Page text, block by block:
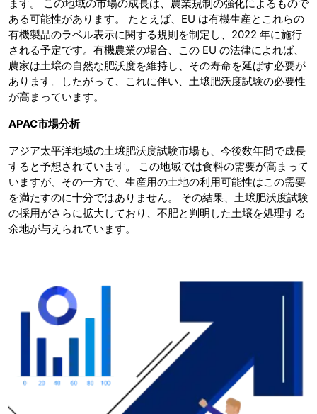
ます。 この地域の市場の成長は、農業規制の強化によるもので
ある可能性があります。 たとえば、EU は有機生産とこれらの
有機製品のラベル表示に関する規則を制定し、2022 年に施行
される予定です。有機農業の場合、この EU の法律によれば、
農家は土壌の自然な肥沃度を維持し、その寿命を延ばす必要が
あります。したがって、これに伴い、土壌肥沃度試験の必要性
が高まっています。
APAC市場分析
アジア太平洋地域の土壌肥沃度試験市場も、今後数年間で成長
すると予想されています。 この地域では食料の需要が高まって
いますが、その一方で、生産用の土地の利用可能性はこの需要
を満たすのに十分ではありません。 その結果、土壌肥沃度試験
の採用がさらに拡大しており、不肥と判明した土壌を処理する
余地が与えられています。